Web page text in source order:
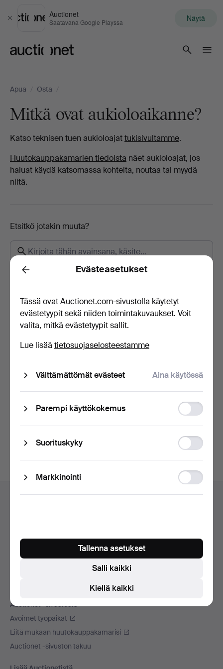
Sulje
Auctionet
Saatavana Google Playssa Näytä
Apua / Osta /
Mitkä ovat aukioloaikanne?
Katso teknisen tuen aukioloajattukisivultamme.
Huutokauppakamarien tiedoista näet aukioloajat, jos
haluat käydä katsomassa kohteita, noutaa tai myydä
niitä.
Etsitkö jotakin muuta?
Voinko seurata kuljetusta kollin numerolla?
Miten maksan?
Missä voin myydä tavaroita?
Mistä näen onko Auctionet.com -sivusto ottanut vastaan
Miksi en voi täydentää tietojani?
Mikä on arvio/lähtöhinta?
Maksuvaihtoehdot
Käytämme kuljetusliikettä
Auctionet -sivustosta
Avoimet työpaikat
Liitä mukaan huutokauppakamarisi
Auctionet -sivuston takuu
Back Evästeasetukset
Tässä ovat Auctionet.com-sivustolla käytetyt
evästetyypit sekä niiden toimintakuvaukset. Voit
valita, mitkä evästetyypit sallit.
Lue lisää tietosuojaselosteestamme
Välttämättömät evästeet Aina käytössä
Parempi käyttökokemus
storage
Suorituskyky
storage
Markkinointi
Ad
storage
Kiellä kaikki
Salli kaikki
Tallenna asetukset